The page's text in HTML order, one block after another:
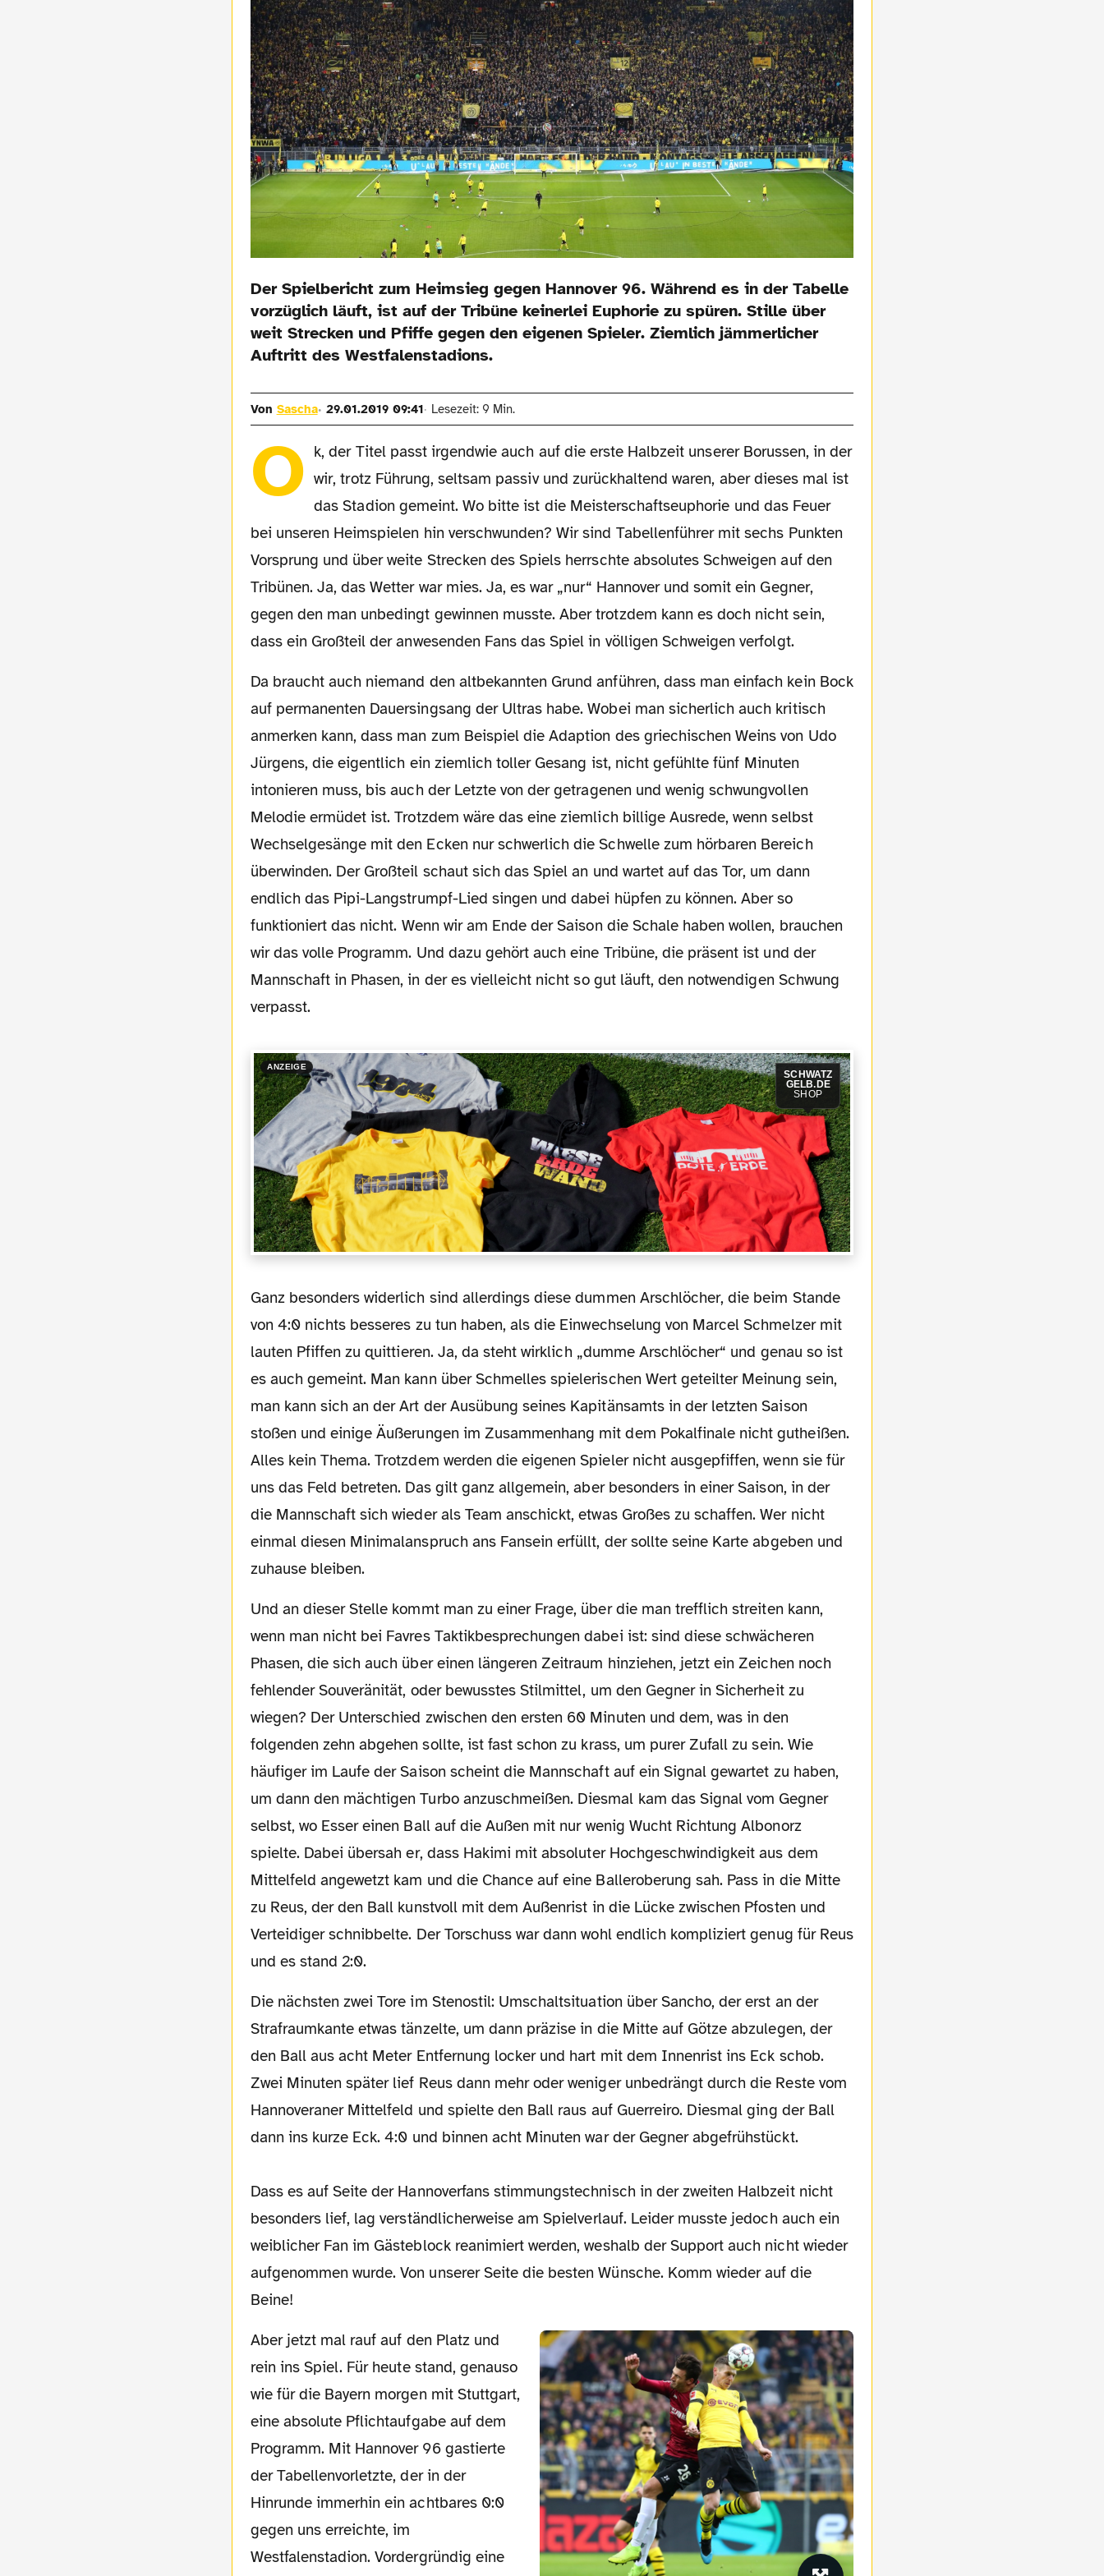
Der Spielbericht zum Heimsieg gegen Hannover 96. Während es in der Tabelle
vorzüglich läuft, ist auf der Tribüne keinerlei Euphorie zu spüren. Stille über
weit Strecken und Pfiffe gegen den eigenen Spieler. Ziemlich jämmerlicher
Auftritt des Westfalenstadions.
Von Sascha 29.01.2019 09:41 Lesezeit: 9 Min.
O k, der Titel passt irgendwie auch auf die erste Halbzeit unserer Borussen, in der
wir, trotz Führung, seltsam passiv und zurückhaltend waren, aber dieses mal ist
das Stadion gemeint. Wo bitte ist die Meisterschaftseuphorie und das Feuer
bei unseren Heimspielen hin verschwunden? Wir sind Tabellenführer mit sechs Punkten
Vorsprung und über weite Strecken des Spiels herrschte absolutes Schweigen auf den
Tribünen. Ja, das Wetter war mies. Ja, es war „nur“ Hannover und somit ein Gegner,
gegen den man unbedingt gewinnen musste. Aber trotzdem kann es doch nicht sein,
dass ein Großteil der anwesenden Fans das Spiel in völligen Schweigen verfolgt.
Da braucht auch niemand den altbekannten Grund anführen, dass man einfach kein Bock
auf permanenten Dauersingsang der Ultras habe. Wobei man sicherlich auch kritisch
anmerken kann, dass man zum Beispiel die Adaption des griechischen Weins von Udo
Jürgens, die eigentlich ein ziemlich toller Gesang ist, nicht gefühlte fünf Minuten
intonieren muss, bis auch der Letzte von der getragenen und wenig schwungvollen
Melodie ermüdet ist. Trotzdem wäre das eine ziemlich billige Ausrede, wenn selbst
Wechselgesänge mit den Ecken nur schwerlich die Schwelle zum hörbaren Bereich
überwinden. Der Großteil schaut sich das Spiel an und wartet auf das Tor, um dann
endlich das Pipi-Langstrumpf-Lied singen und dabei hüpfen zu können. Aber so
funktioniert das nicht. Wenn wir am Ende der Saison die Schale haben wollen, brauchen
wir das volle Programm. Und dazu gehört auch eine Tribüne, die präsent ist und der
Mannschaft in Phasen, in der es vielleicht nicht so gut läuft, den notwendigen Schwung
verpasst.
ANZEIGE
SCHWATZ
GELB.DE
SHOP
Ganz besonders widerlich sind allerdings diese dummen Arschlöcher, die beim Stande
von 4:0 nichts besseres zu tun haben, als die Einwechselung von Marcel Schmelzer mit
lauten Pfiffen zu quittieren. Ja, da steht wirklich „dumme Arschlöcher“ und genau so ist
es auch gemeint. Man kann über Schmelles spielerischen Wert geteilter Meinung sein,
man kann sich an der Art der Ausübung seines Kapitänsamts in der letzten Saison
stoßen und einige Äußerungen im Zusammenhang mit dem Pokalfinale nicht gutheißen.
Alles kein Thema. Trotzdem werden die eigenen Spieler nicht ausgepfiffen, wenn sie für
uns das Feld betreten. Das gilt ganz allgemein, aber besonders in einer Saison, in der
die Mannschaft sich wieder als Team anschickt, etwas Großes zu schaffen. Wer nicht
einmal diesen Minimalanspruch ans Fansein erfüllt, der sollte seine Karte abgeben und
zuhause bleiben.
Und an dieser Stelle kommt man zu einer Frage, über die man trefflich streiten kann,
wenn man nicht bei Favres Taktikbesprechungen dabei ist: sind diese schwächeren
Phasen, die sich auch über einen längeren Zeitraum hinziehen, jetzt ein Zeichen noch
fehlender Souveränität, oder bewusstes Stilmittel, um den Gegner in Sicherheit zu
wiegen? Der Unterschied zwischen den ersten 60 Minuten und dem, was in den
folgenden zehn abgehen sollte, ist fast schon zu krass, um purer Zufall zu sein. Wie
häufiger im Laufe der Saison scheint die Mannschaft auf ein Signal gewartet zu haben,
um dann den mächtigen Turbo anzuschmeißen. Diesmal kam das Signal vom Gegner
selbst, wo Esser einen Ball auf die Außen mit nur wenig Wucht Richtung Albonorz
spielte. Dabei übersah er, dass Hakimi mit absoluter Hochgeschwindigkeit aus dem
Mittelfeld angewetzt kam und die Chance auf eine Balleroberung sah. Pass in die Mitte
zu Reus, der den Ball kunstvoll mit dem Außenrist in die Lücke zwischen Pfosten und
Verteidiger schnibbelte. Der Torschuss war dann wohl endlich kompliziert genug für Reus
und es stand 2:0.
Die nächsten zwei Tore im Stenostil: Umschaltsituation über Sancho, der erst an der
Strafraumkante etwas tänzelte, um dann präzise in die Mitte auf Götze abzulegen, der
den Ball aus acht Meter Entfernung locker und hart mit dem Innenrist ins Eck schob.
Zwei Minuten später lief Reus dann mehr oder weniger unbedrängt durch die Reste vom
Hannoveraner Mittelfeld und spielte den Ball raus auf Guerreiro. Diesmal ging der Ball
dann ins kurze Eck. 4:0 und binnen acht Minuten war der Gegner abgefrühstückt.
Dass es auf Seite der Hannoverfans stimmungstechnisch in der zweiten Halbzeit nicht
besonders lief, lag verständlicherweise am Spielverlauf. Leider musste jedoch auch ein
weiblicher Fan im Gästeblock reanimiert werden, weshalb der Support auch nicht wieder
aufgenommen wurde. Von unserer Seite die besten Wünsche. Komm wieder auf die
Beine!
Aber jetzt mal rauf auf den Platz und
rein ins Spiel. Für heute stand, genauso
wie für die Bayern morgen mit Stuttgart,
eine absolute Pflichtaufgabe auf dem
Programm. Mit Hannover 96 gastierte
der Tabellenvorletzte, der in der
Hinrunde immerhin ein achtbares 0:0
gegen uns erreichte, im
Westfalenstadion. Vordergründig eine